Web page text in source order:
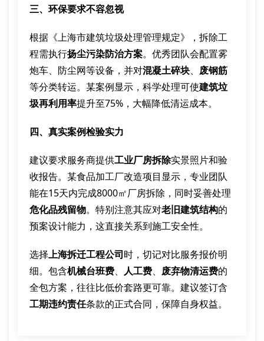
三、环保要求不容忽视
根据《上海市建筑垃圾处理管理规定》，拆除工
程需执行扬尘污染防治方案。优秀团队会配置雾
炮车、防尘网等设备，并对混凝土碎块、 废钢筋
等分类转运。某案例显示，科学处理可使建筑垃
圾再利用率提升至75%，大幅降低清运成本。
四、真实案例检验实力
建议要求服务商提供工业厂房拆除实景照片和验
收报告。某食品加工厂改造项目显示，专业团队
能在15天内完成8000㎡厂房拆除，同时妥善处理
危化品残留物。特别注意其应对老旧建筑结构的
预案设计能力，这直接关系到施工安全性。
选择上海拆迁工程公司时，切记对比服务报价明
细。包含机械台班费、 人工费、 废弃物清运费的
全包方案，往往比低价套路更可靠。建议签订含
工期违约责任条款的正式合同，保障自身权益。